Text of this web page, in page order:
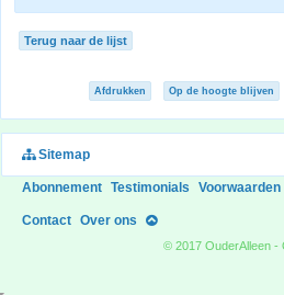
Terug naar de lijst
Afdrukken Op de hoogte blijven
Sitemap
Abonnement Testimonials Voorwaarden
Contact Over ons
© 2017 OuderAlleen -